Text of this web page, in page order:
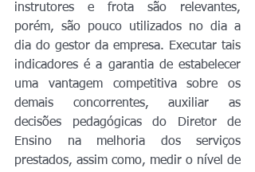
instrutores e frota são relevantes,
porém, são pouco utilizados no dia a
dia do gestor da empresa. Executar tais
indicadores é a garantia de estabelecer
uma vantagem competitiva sobre os
demais concorrentes, auxiliar as
decisões pedagógicas do Diretor de
Ensino na melhoria dos serviços
prestados, assim como, medir o nível de